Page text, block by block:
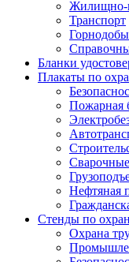
Жилищно-
Транспорт
Бланки
Плакаты по
Пожарная
Нефтяная
Стенды по
Охрана